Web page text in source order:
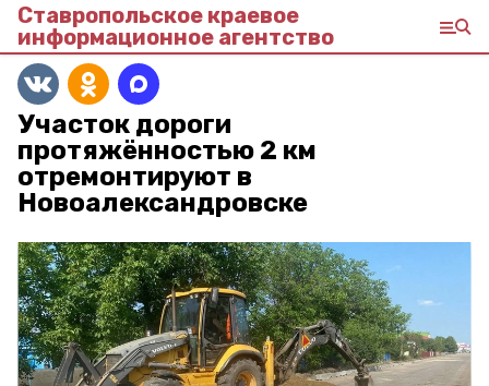
Ставропольское краевое
информационное агентство
Участок дороги
протяжённостью 2 км
отремонтируют в
Новоалександровске